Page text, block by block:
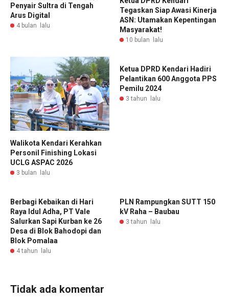
Penyair Sultra di Tengah
Arus Digital
4 bulan lalu
Tegaskan Siap Awasi Kinerja
ASN: Utamakan Kepentingan
Masyarakat!
10 bulan lalu
Walikota Kendari Kerahkan
Personil Finishing Lokasi
UCLG ASPAC 2026
3 bulan lalu
Ketua DPRD Kendari Hadiri
Pelantikan 600 Anggota PPS
Pemilu 2024
3 tahun lalu
Berbagi Kebaikan di Hari
Raya Idul Adha, PT Vale
Salurkan Sapi Kurban ke 26
Desa di Blok Bahodopi dan
Blok Pomalaa
4 tahun lalu
PLN Rampungkan SUTT 150
kV Raha – Baubau
3 tahun lalu
Tidak ada komentar